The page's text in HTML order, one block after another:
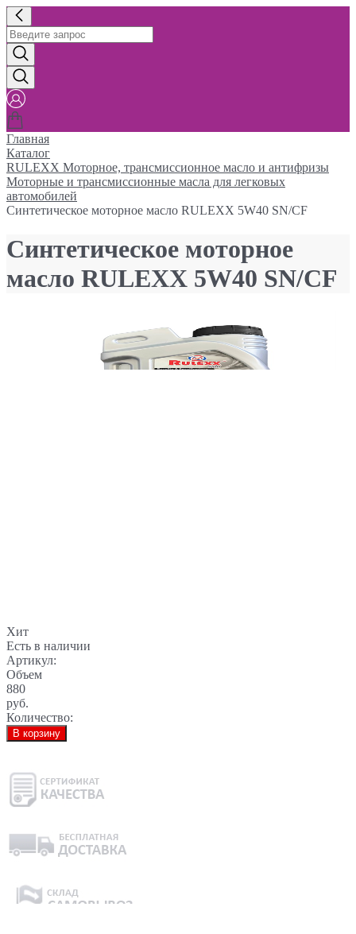
Главная
Каталог
RULEXX Моторное, трансмиссионное масло и антифризы
Моторные и трансмиссионные масла для легковых
автомобилей
Синтетическое моторное масло RULEXX 5W40 SN/CF
Синтетическое моторное
масло RULEXX 5W40 SN/CF
Хит
Есть в наличии
Артикул:
Объем
880
руб.
Количество:
В корзину